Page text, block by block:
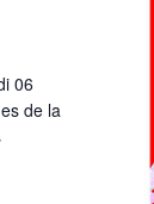
06
de la